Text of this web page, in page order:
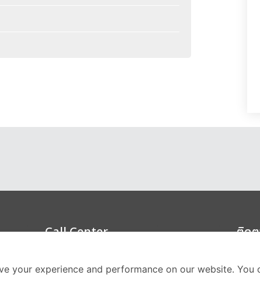
Call Center
02-251-9456
ติดต
your experience and performance on our website.